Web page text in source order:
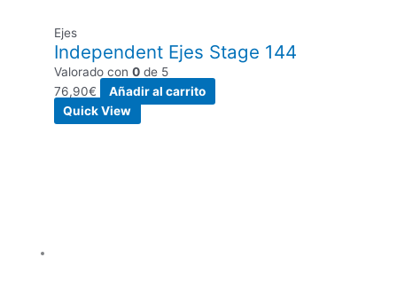
Ejes
Independent Ejes Stage 144
Valorado con0 de 5
76,90€
Añadir al carrito
Quick View